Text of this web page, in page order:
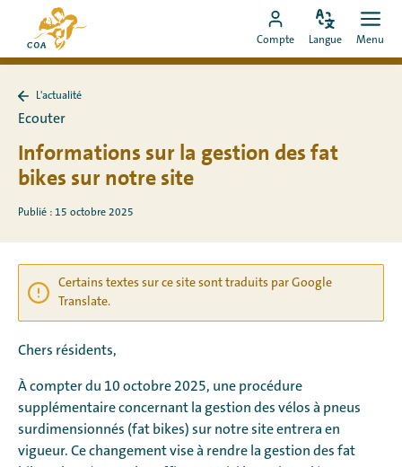
directement
au
Vers
la
page
de
MyCOA
Aller
vers
Compte
Modifiez
langue
Langue Menu
à
L'actualité
Ecouter
Informations sur la gestion des fat
bikes sur notre site
Publié : 15 octobre 2025
Certains textes sur ce site sont traduits par Google
Translate.
Chers résidents,
À compter du 10 octobre 2025, une procédure
supplémentaire concernant la gestion des vélos à pneus
surdimensionnés (fat bikes) sur notre site entrera en
vigueur. Ce changement vise à rendre la gestion des fat